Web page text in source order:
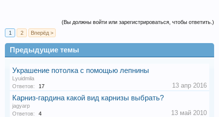
(Вы должны войти или зарегистрироваться, чтобы ответить.)
1
2 Вперёд >
Предыдущие темы
Украшение потолка с помощью лепнины
Lyuidmila
Ответов:
17 13 апр 2016
Карниз-гардина какой вид карнизы выбрать?
jagyarp
Ответов:
4 13 май 2010